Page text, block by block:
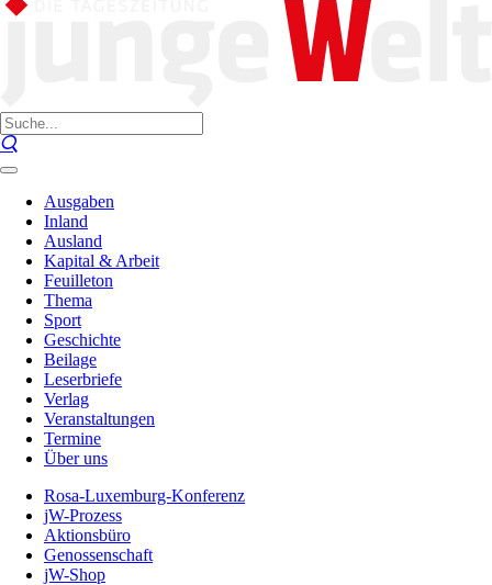
Ausgaben
Inland
Ausland
Kapital & Arbeit
Feuilleton
Thema
Sport
Geschichte
Beilage
Leserbriefe
Verlag
Veranstaltungen
Termine
Über uns
Rosa-Luxemburg-Konferenz
jW-Prozess
Aktionsbüro
Genossenschaft
jW-Shop